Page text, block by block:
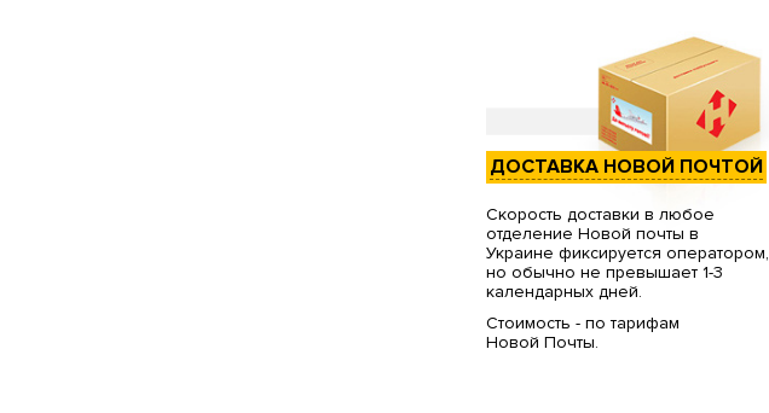
ДОСТАВКА НОВОЙ ПОЧТОЙ
Скорость доставки в любое
отделение Новой почты в
Украине фиксируется оператором,
но обычно не превышает 1-3
календарных дней.
Стоимость - по тарифам
Новой Почты.